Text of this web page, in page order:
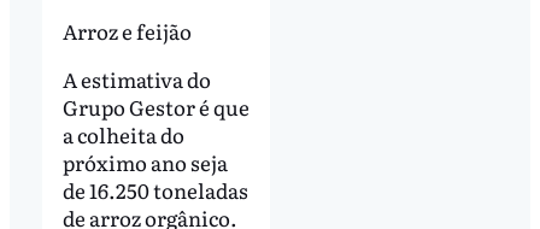
Arroz e feijão
A estimativa do
Grupo Gestor é que
a colheita do
próximo ano seja
de 16.250 toneladas
de arroz orgânico.